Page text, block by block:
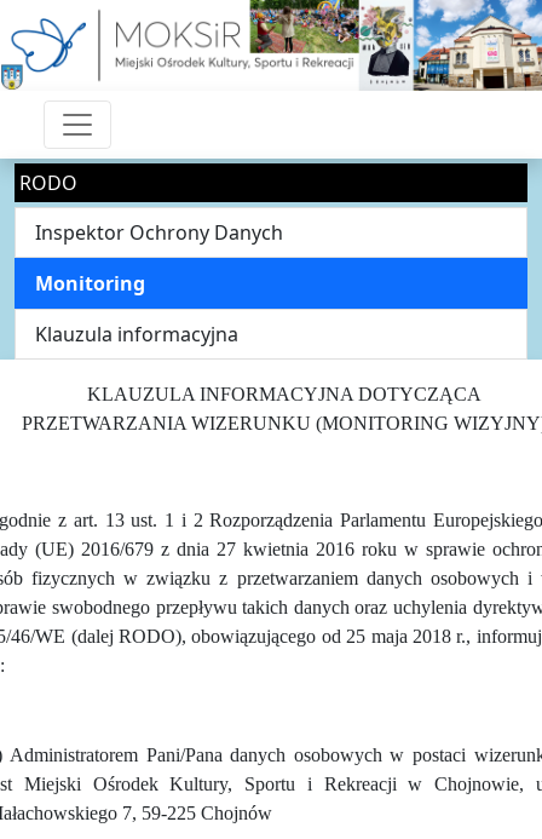
RODO
Inspektor Ochrony Danych
Monitoring
Klauzula informacyjna
KLAUZULA INFORMACYJNA DOTYCZĄCA
PRZETWARZANIA WIZERUNKU (MONITORING
z art. 13 ust. 1 i 2 Rozporządzenia Parlamentu
(UE) 2016/679 z dnia 27 kwietnia 2016 roku w sprawie
fizycznych w związku z przetwarzaniem danych osobowych i
swobodnego przepływu takich danych oraz uchylenia
46/WE (dalej RODO), obowiązującego od 25 maja 2018 r.,
Administratorem Pani/Pana danych osobowych w postaci
Miejski Ośrodek Kultury, Sportu i Rekreacji w Chojnowie,
7, 59-225 Chojnów